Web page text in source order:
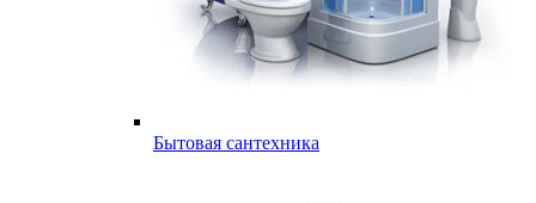
Бытовая сантехника